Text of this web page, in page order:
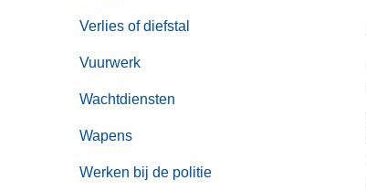
Verlies of diefstal
Vuurwerk
Wachtdiensten
Wapens
Werken bij de politie